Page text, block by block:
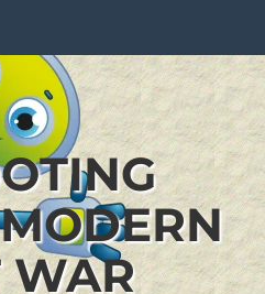
WAR